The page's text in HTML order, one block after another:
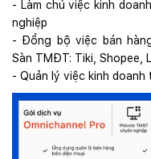
- Làm chủ việc kinh
nghiệp
- Đồng bộ việc bán
Sàn TMĐT: Tiki, Shopee,
- Quản lý việc kinh